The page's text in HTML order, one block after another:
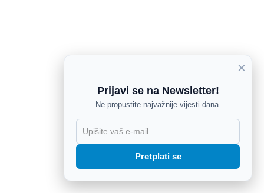
×
Prijavi se na Newsletter!
Ne propustite najvažnije vijesti dana.
Pretplati se